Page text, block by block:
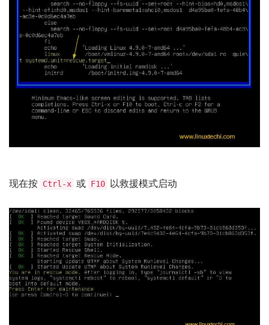
现在按 Ctrl-x 或 F10 以救援模式启动